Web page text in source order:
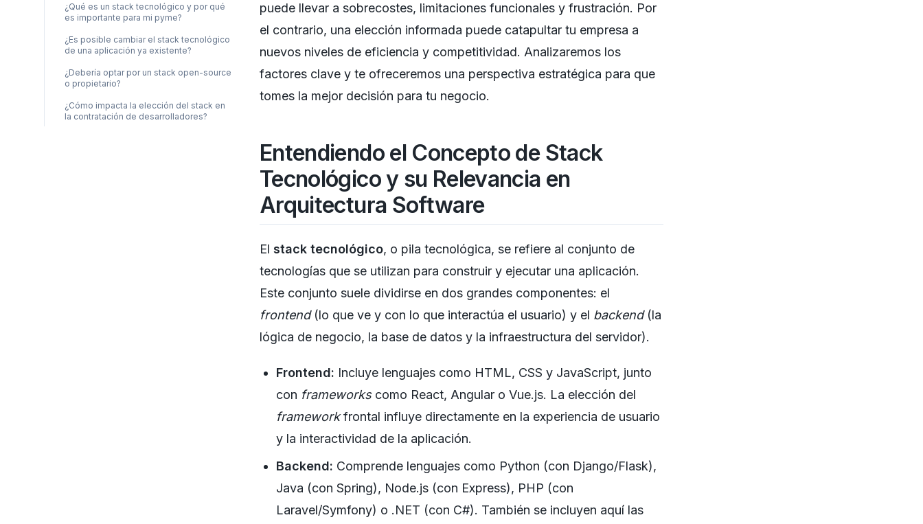
¿Qué es un stack tecnológico y por qué
es importante para mi pyme?
¿Es posible cambiar el stack tecnológico
de una aplicación ya existente?
¿Debería optar por un stack open-source
o propietario?
¿Cómo impacta la elección del stack en
la contratación de desarrolladores?
puede llevar a sobrecostes, limitaciones funcionales y frustración. Por
el contrario, una elección informada puede catapultar tu empresa a
nuevos niveles de eficiencia y competitividad. Analizaremos los
factores clave y te ofreceremos una perspectiva estratégica para que
tomes la mejor decisión para tu negocio.
Entendiendo el Concepto de Stack
Tecnológico y su Relevancia en
Arquitectura Software
El stack tecnológico, o pila tecnológica, se refiere al conjunto de
tecnologías que se utilizan para construir y ejecutar una aplicación.
Este conjunto suele dividirse en dos grandes componentes: el
frontend(lo que ve y con lo que interactúa el usuario) y el backend(la
lógica de negocio, la base de datos y la infraestructura del servidor).
Frontend: Incluye lenguajes como HTML, CSS y JavaScript, junto
con frameworkscomo React, Angular o Vue.js. La elección del
frameworkfrontal influye directamente en la experiencia de usuario
y la interactividad de la aplicación.
Backend: Comprende lenguajes como Python (con Django/Flask),
Java (con Spring), Node.js (con Express), PHP (con
Laravel/Symfony) o .NET (con C#). También se incluyen aquí las